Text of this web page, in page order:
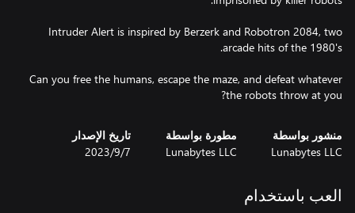
Intruder Alert is inspired by Berzerk and Robotron 2084, two
Can you free the humans, escape the maze, and defeat whatever
the robots throw at you?
منشور بواسطة
Lunabytes LLC
مطورة بواسطة
Lunabytes LLC
تاريخ الإصدار
7‏/9‏/2023
العب باستخدام